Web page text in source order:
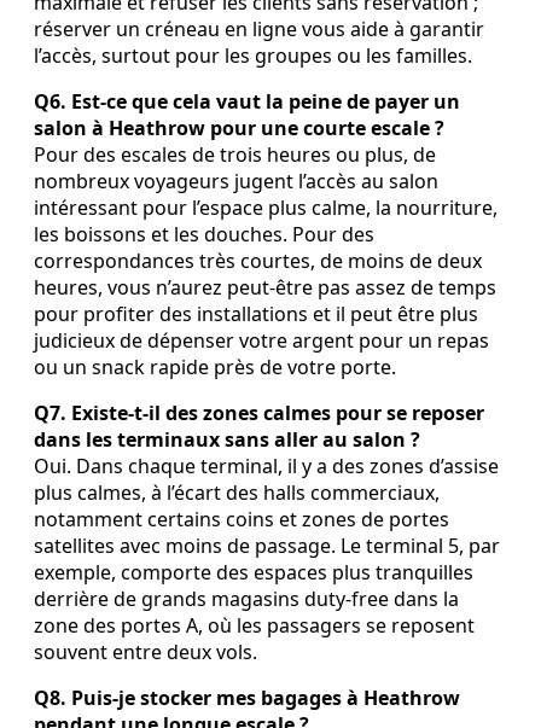
réserver un créneau en ligne vous aide à garantir
l’accès, surtout pour les groupes ou les familles.
Q6. Est‑ce que cela vaut la peine de payer un
salon à Heathrow pour une courte escale ?
Pour des escales de trois heures ou plus, de
nombreux voyageurs jugent l’accès au salon
intéressant pour l’espace plus calme, la nourriture,
les boissons et les douches. Pour des
correspondances très courtes, de moins de deux
heures, vous n’aurez peut‑être pas assez de temps
pour profiter des installations et il peut être plus
judicieux de dépenser votre argent pour un repas
ou un snack rapide près de votre porte.
Q7. Existe‑t‑il des zones calmes pour se reposer
dans les terminaux sans aller au salon ?
Oui. Dans chaque terminal, il y a des zones d’assise
plus calmes, à l’écart des halls commerciaux,
notamment certains coins et zones de portes
satellites avec moins de passage. Le terminal 5, par
exemple, comporte des espaces plus tranquilles
derrière de grands magasins duty‑free dans la
zone des portes A, où les passagers se reposent
souvent entre deux vols.
Q8. Puis‑je stocker mes bagages à Heathrow